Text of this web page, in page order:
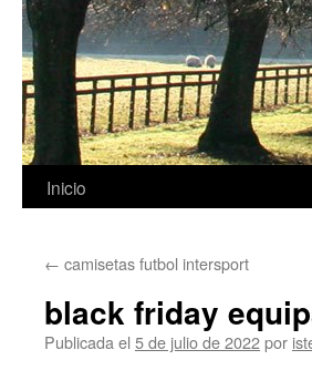
Saltar
contenido
Inicio
← camisetas futbol intersport
black friday
Publicada el 5 de julio de 2022por